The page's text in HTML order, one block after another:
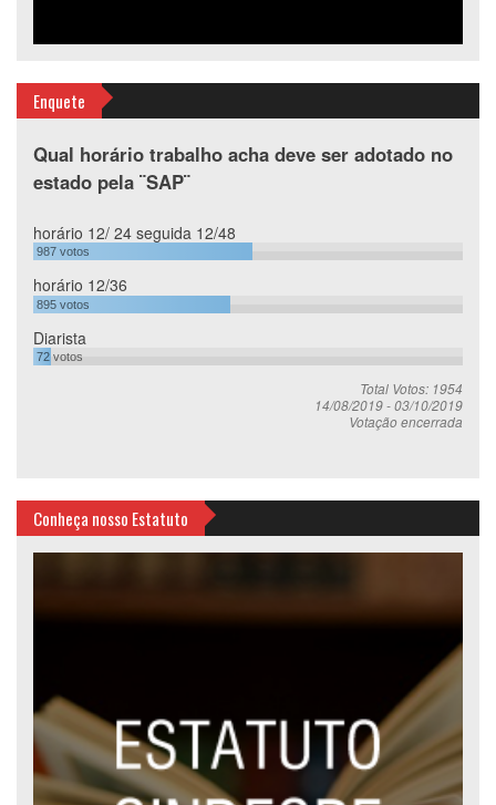
Enquete
Qual horário trabalho acha deve ser adotado no
estado pela ¨SAP¨
horário 12/ 24 seguida 12/48
987votos
horário 12/36
895votos
Diarista
72votos
Total Votos: 1954
14/08/2019-03/10/2019
Votação encerrada
Conheça nosso Estatuto